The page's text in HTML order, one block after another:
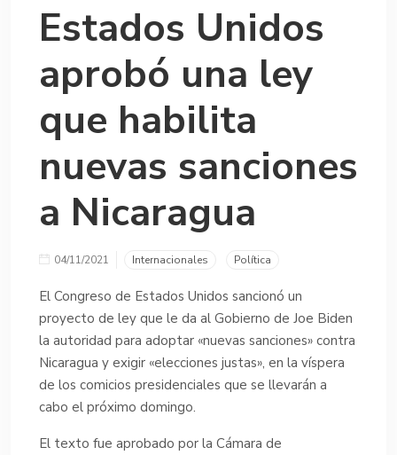
Estados Unidos
aprobó una ley
que habilita
nuevas sanciones
a Nicaragua
04/11/2021 Internacionales Política
El Congreso de Estados Unidos sancionó un
proyecto de ley que le da al Gobierno de Joe Biden
la autoridad para adoptar «nuevas sanciones» contra
Nicaragua y exigir «elecciones justas», en la víspera
de los comicios presidenciales que se llevarán a
cabo el próximo domingo.
El texto fue aprobado por la Cámara de